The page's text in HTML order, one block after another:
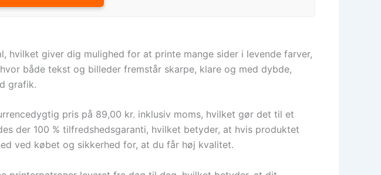
giver dig mulighed for at printe mange sider i levende farver,
både tekst og billeder fremstår skarpe, klare og med dybde,
grafik.
pris på 89,00 kr. inklusiv moms, hvilket gør det til et
der 100 % tilfredshedsgaranti, hvilket betyder, at hvis produktet
ved købet og sikkerhed for, at du får høj kvalitet.